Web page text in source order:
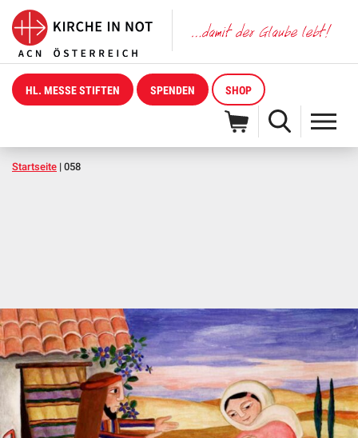
HL. MESSE STIFTEN SPENDEN SHOP
Startseite | 058